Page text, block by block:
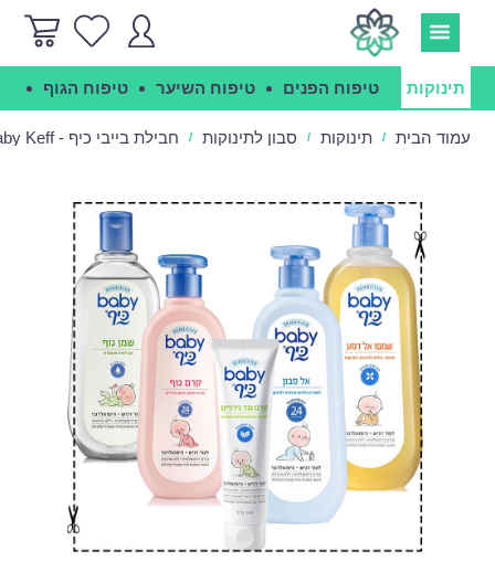
תינוקות טיפוח הפנים טיפוח השיער טיפוח הגוף
עמוד הבית / תינוקות / סבון לתינוקות / חבילת בייבי כיף - Baby Keff